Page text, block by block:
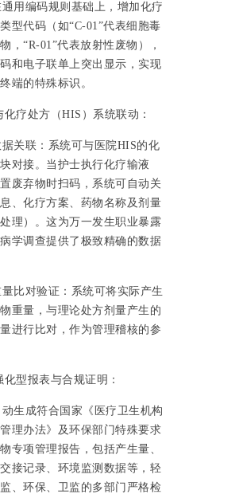
通用编码规则基础上，增加化疗
型代码（如“C-01”代表细胞毒
，“R-01”代表放射性废物），
和电子联单上突出显示，实现
端的特殊标识。
疗处方（HIS）系统联动：
据关联：系统可与医院HIS的化
对接。当护士执行化疗输液
废弃物时扫码，系统可自动关
、化疗方案、药物名称及剂量
处理）。这为万一发生职业暴露
学调查提供了极致精确的数据
量比对验证：系统可将实际产生
重量，与理论处方剂量产生的
进行比对，作为管理稽核的参
型报表与合规证明：
动生成符合国家《医疗卫生机构
理办法》及环保部门特殊要求
专项管理报告，包括产生量、
接记录、环境监测数据等，轻
、环保、卫监的多部门严格检